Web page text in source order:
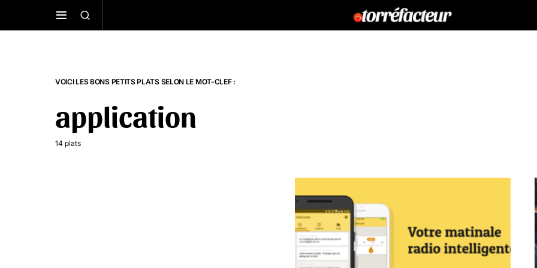
VOICI LES BONS PETITS PLATS SELON LE MOT-CLEF :
application
14 plats